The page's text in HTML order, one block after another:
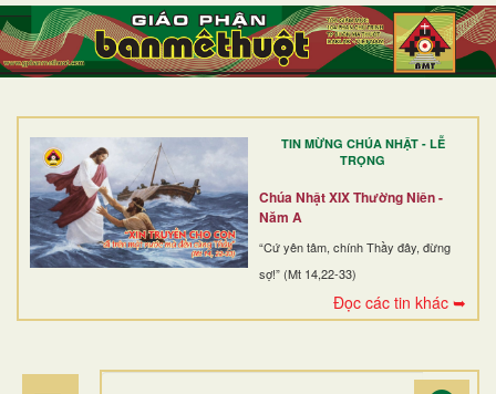
TIN MỪNG CHÚA NHẬT - LỄ
TRỌNG
Chúa Nhật XIX Thường Niên -
Năm A
“Cứ yên tâm, chính Thầy đây, đừng
sợ!” (Mt 14,22-33)
Đọc các tin khác ➥
TRANG NHẤT
GIỚI THIỆU
DÒNG TU
BAN MỤC VỤ
ĐOÀN THỂ CG
ĐIỂM HÀNH HƯƠNG